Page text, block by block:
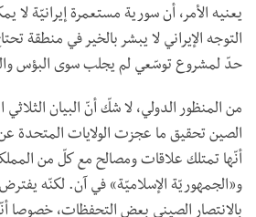
يعنيه الأمر، أن سورية مستعمرة إيرانيّة لا
التوجه الإيراني لا يبشر بالخير في منطقة
حدّ لمشروع توسّعي لم يجلب سوى البؤس
من المنظور الدولي، لا شكّ أنّ البيان
الصين تحقيق ما عجزت الولايات المتحدة
أنّها تمتلك علاقات ومصالح مع كلّ من
و«الجمهوريّة الإسلاميّة» في آن. لكنّه
بالانتصار الصيني بعض التحفظات، خصوصا